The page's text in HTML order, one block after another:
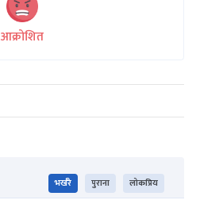
आक्रोशित
भर्खरै पुराना लोकप्रिय